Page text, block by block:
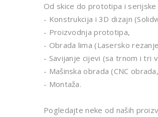
Od skice do prototipa i
- Konstrukcija i 3D dizajn
- Proizvodnja prototipa,
- Obrada lima (Lasersko
- Savijanje cijevi (sa trnom i tri
- Mašinska obrada (CNC
- Montaža.
Pogledajte neke od naših